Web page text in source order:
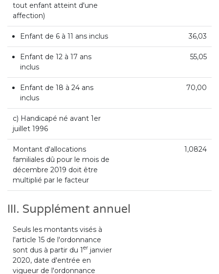
tout enfant atteint d'une
affection)
Enfant de 6 à 11 ans inclus 36,03
Enfant de 12 à 17 ans
inclus
55,05
Enfant de 18 à 24 ans
inclus
70,00
c) Handicapé né avant 1er
juillet 1996
Montant d'allocations
familiales dû pour le mois de
décembre 2019 doit être
multiplié par le facteur
1,0824
III. Supplément annuel
Seuls les montants visés à
l'article 15 de l'ordonnance
sont dus à partir du 1erjanvier
2020, date d'entrée en
vigueur de l'ordonnance